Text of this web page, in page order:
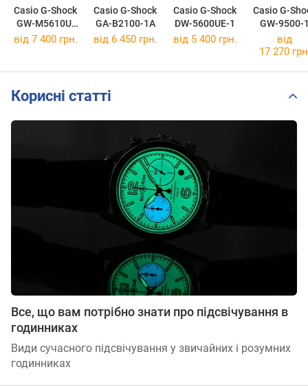
Casio G-Shock
GW-M5610U-
1E
Casio G-Shock
GA-B2100-1A
Casio G-Shock
DW-5600UE-1
Casio G-
GW-9500-
від 7 400 грн. від 6 450 грн. від 5 400 грн.
від
17 270
Корисні статті
Все, що вам потрібно знати про підсвічування в
годинниках
Види сучасного підсвічування у звичайних і розумних
годинниках